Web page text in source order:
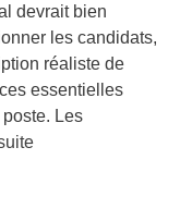
devrait bien
les candidats,
réaliste de
essentielles
Les